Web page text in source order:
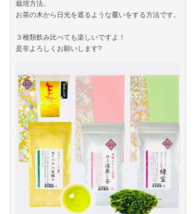
栽培方法。
お茶の木から日光を遮るような覆いをする方法です。
３種類飲み比べても楽しいですよ！
是非よろしくお願いします?